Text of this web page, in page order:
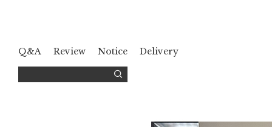
Q&A Review Notice Delivery